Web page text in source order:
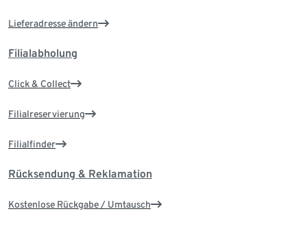
Lieferadresse ändern
Filialabholung
Click & Collect
Filialreservierung
Filialfinder
Rücksendung & Reklamation
Kostenlose Rückgabe / Umtausch